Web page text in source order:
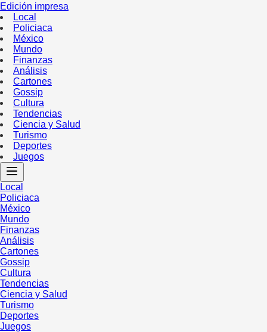
Edición impresa
Local
Policiaca
México
Mundo
Finanzas
Análisis
Cartones
Gossip
Cultura
Tendencias
Ciencia y Salud
Turismo
Deportes
Juegos
Local
Policiaca
México
Mundo
Finanzas
Análisis
Cartones
Gossip
Cultura
Tendencias
Ciencia y Salud
Turismo
Deportes
Juegos